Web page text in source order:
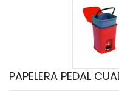
PAPELERA PEDAL